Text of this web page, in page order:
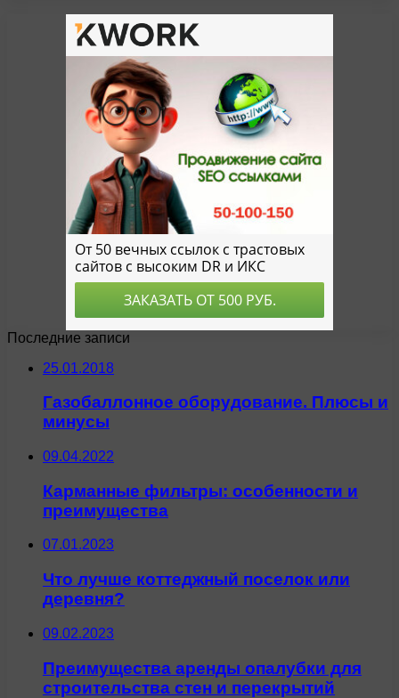
Последние записи
25.01.2018
Газобаллонное оборудование. Плюсы и
минусы
09.04.2022
Карманные фильтры: особенности и
преимущества
07.01.2023
Что лучше коттеджный поселок или
деревня?
09.02.2023
Преимущества аренды опалубки для
строительства стен и перекрытий